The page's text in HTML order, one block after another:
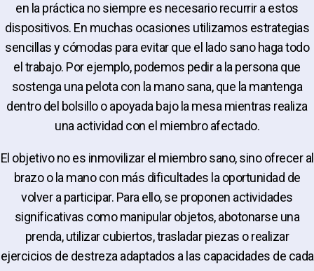
en la práctica no siempre es necesario recurrir a estos
dispositivos. En muchas ocasiones utilizamos estrategias
sencillas y cómodas para evitar que el lado sano haga todo
el trabajo. Por ejemplo, podemos pedir a la persona que
sostenga una pelota con la mano sana, que la mantenga
dentro del bolsillo o apoyada bajo la mesa mientras realiza
una actividad con el miembro afectado.
El objetivo no es inmovilizar el miembro sano, sino ofrecer al
brazo o la mano con más dificultades la oportunidad de
volver a participar. Para ello, se proponen actividades
significativas como manipular objetos, abotonarse una
prenda, utilizar cubiertos, trasladar piezas o realizar
ejercicios de destreza adaptados a las capacidades de cada